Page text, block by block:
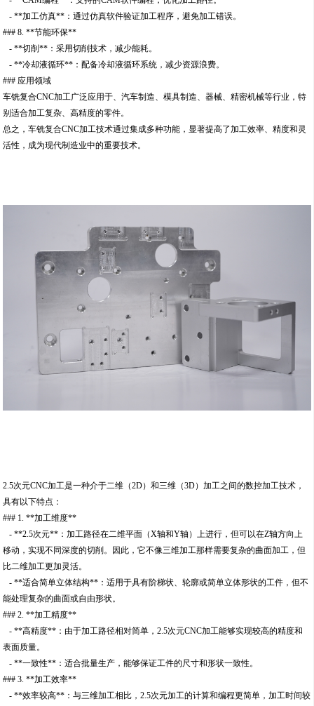
- **加工仿真**：通过仿真软件验证加工程序，避免加工错误。
### 8. **节能环保**
- **切削**：采用切削技术，减少能耗。
- **冷却液循环**：配备冷却液循环系统，减少资源浪费。
### 应用领域
车铣复合CNC加工广泛应用于、汽车制造、模具制造、器械、精密机械等行业，特
别适合加工复杂、高精度的零件。
总之，车铣复合CNC加工技术通过集成多种功能，显著提高了加工效率、精度和灵
活性，成为现代制造业中的重要技术。
2.5次元CNC加工是一种介于二维（2D）和三维（3D）加工之间的数控加工技术，
具有以下特点：
### 1. **加工维度**
- **2.5次元**：加工路径在二维平面（X轴和Y轴）上进行，但可以在Z轴方向上
移动，实现不同深度的切削。因此，它不像三维加工那样需要复杂的曲面加工，但
比二维加工更加灵活。
- **适合简单立体结构**：适用于具有阶梯状、轮廓或简单立体形状的工件，但不
能处理复杂的曲面或自由形状。
### 2. **加工精度**
- **高精度**：由于加工路径相对简单，2.5次元CNC加工能够实现较高的精度和
表面质量。
- **一致性**：适合批量生产，能够保证工件的尺寸和形状一致性。
### 3. **加工效率**
- **效率较高**：与三维加工相比，2.5次元加工的计算和编程更简单，加工时间较